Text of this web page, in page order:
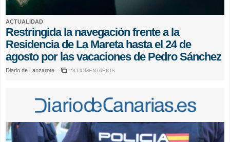
ACTUALIDAD
Restringida la navegación frente a la
Residencia de La Mareta hasta el 24 de
agosto por las vacaciones de Pedro Sánchez
Diario de Lanzarote 23 COMENTARIOS